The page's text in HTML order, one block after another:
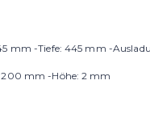
mm -Tiefe: 445 mm -
200 mm -Höhe: 2 mm